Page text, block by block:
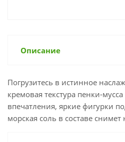
Описание
Погрузитесь в истинное
кремовая текстура пенки-
впечатления, яркие фигурки
морская соль в составе